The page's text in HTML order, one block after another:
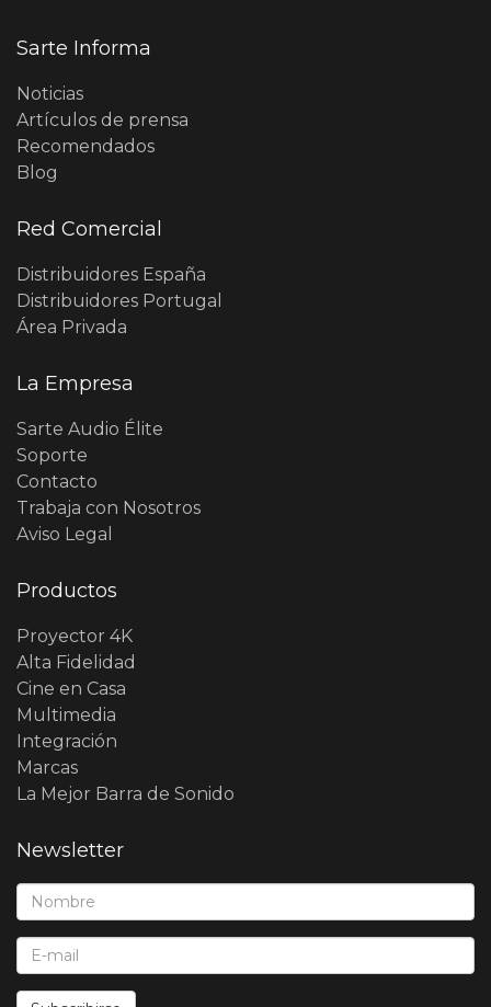
Sarte Informa
Noticias
Artículos de prensa
Recomendados
Blog
Red Comercial
Distribuidores España
Distribuidores Portugal
Área Privada
La Empresa
Sarte Audio Élite
Soporte
Contacto
Trabaja con Nosotros
Aviso Legal
Productos
Proyector 4K
Alta Fidelidad
Cine en Casa
Multimedia
Integración
Marcas
La Mejor Barra de Sonido
Newsletter
Nombre*:
E-Mail*: